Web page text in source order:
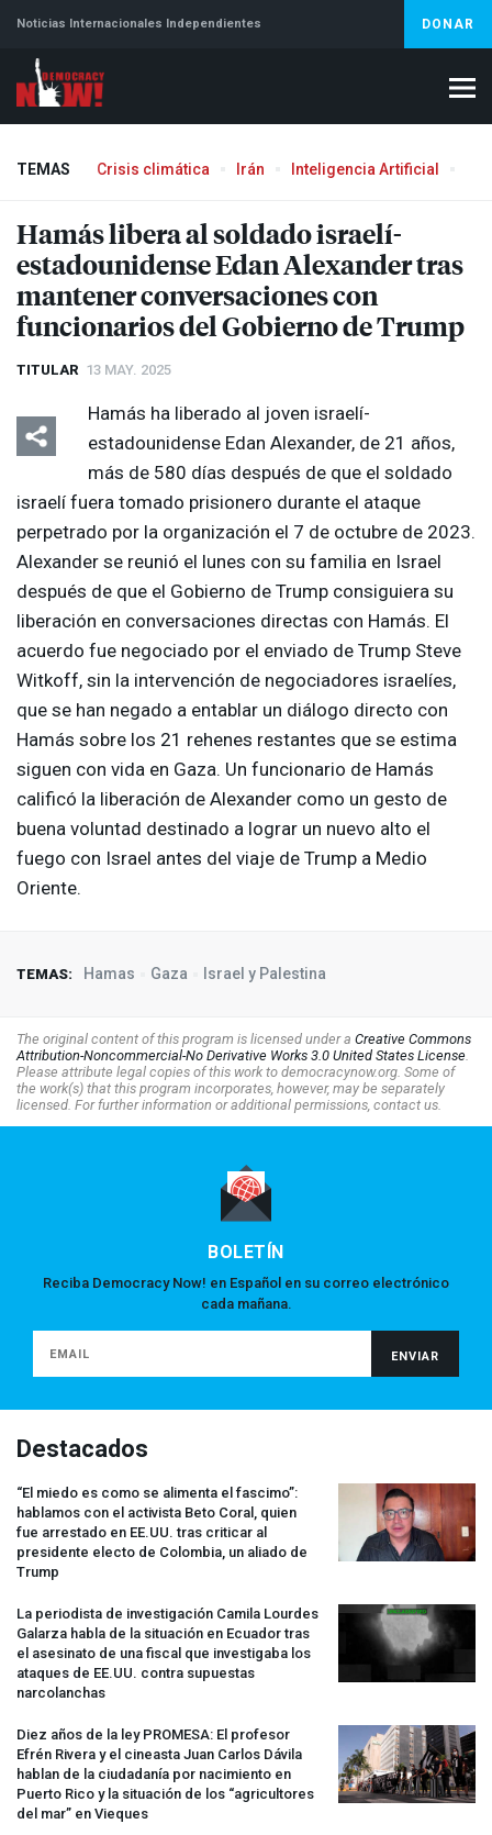
Noticias Internacionales Independientes DONAR
TEMAS Crisis climática Irán Inteligencia Artificial
Hamás libera al soldado israelí-
estadounidense Edan Alexander tras
mantener conversaciones con
funcionarios del Gobierno de Trump
TITULAR 13 MAY. 2025
Hamás ha liberado al joven israelí-
estadounidense Edan Alexander, de 21 años,
más de 580 días después de que el soldado
israelí fuera tomado prisionero durante el ataque
perpetrado por la organización el 7 de octubre de 2023.
Alexander se reunió el lunes con su familia en Israel
después de que el Gobierno de Trump consiguiera su
liberación en conversaciones directas con Hamás. El
acuerdo fue negociado por el enviado de Trump Steve
Witkoff, sin la intervención de negociadores israelíes,
que se han negado a entablar un diálogo directo con
Hamás sobre los 21 rehenes restantes que se estima
siguen con vida en Gaza. Un funcionario de Hamás
calificó la liberación de Alexander como un gesto de
buena voluntad destinado a lograr un nuevo alto el
fuego con Israel antes del viaje de Trump a Medio
Oriente.
TEMAS: Hamas Gaza Israel y Palestina
The original content of this program is licensed under a Creative Commons
Attribution-Noncommercial-No Derivative Works 3.0 United States License.
Please attribute legal copies of this work to democracynow.org. Some of
the work(s) that this program incorporates, however, may be separately
licensed. For further information or additional permissions, contact us.
BOLETÍN
Reciba Democracy Now! en Español en su correo electrónico
cada mañana.
Destacados
“El miedo es como se alimenta el fascimo”:
hablamos con el activista Beto Coral, quien
fue arrestado en EE.UU. tras criticar al
presidente electo de Colombia, un aliado de
Trump
La periodista de investigación Camila Lourdes
Galarza habla de la situación en Ecuador tras
el asesinato de una fiscal que investigaba los
ataques de EE.UU. contra supuestas
narcolanchas
Diez años de la ley PROMESA: El profesor
Efrén Rivera y el cineasta Juan Carlos Dávila
hablan de la ciudadanía por nacimiento en
Puerto Rico y la situación de los “agricultores
del mar” en Vieques